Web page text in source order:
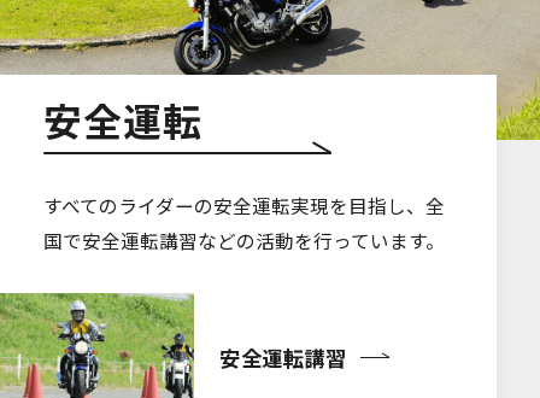
安全運転
すべてのライダーの安全運転実現を目指し、全
国で安全運転講習などの活動を行っています。
安全運転講習